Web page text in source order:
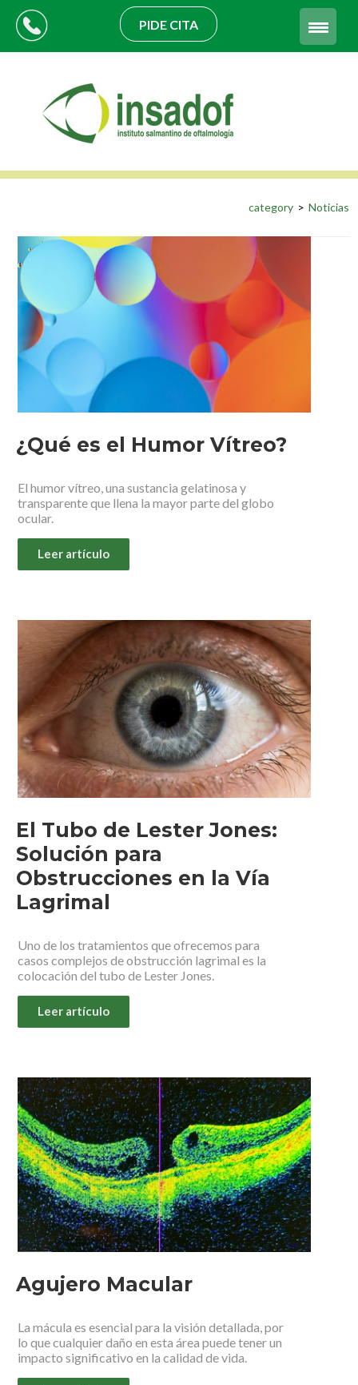
PIDE CITA
category > Noticias
¿Qué es el Humor Vítreo?
El humor vítreo, una sustancia gelatinosa y
transparente que llena la mayor parte del globo
ocular.
Leer artículo
El Tubo de Lester Jones:
Solución para
Obstrucciones en la Vía
Lagrimal
Uno de los tratamientos que ofrecemos para
casos complejos de obstrucción lagrimal es la
colocación del tubo de Lester Jones.
Leer artículo
Agujero Macular
La mácula es esencial para la visión detallada, por
lo que cualquier daño en esta área puede tener un
impacto significativo en la calidad de vida.
Navegación
de
entradas